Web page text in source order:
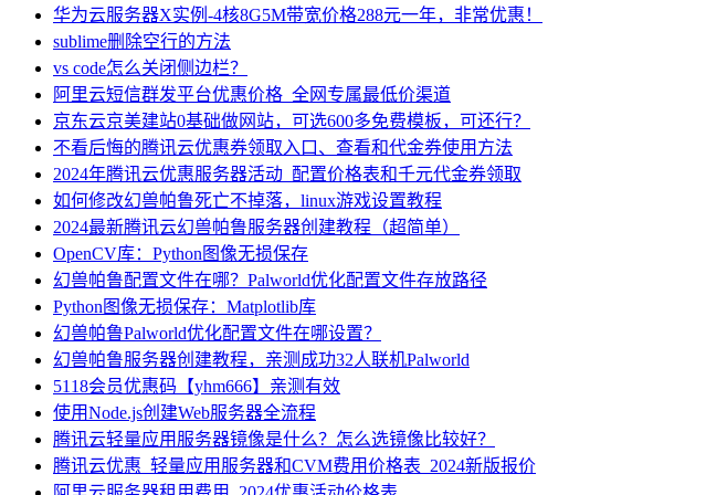
华为云服务器X实例-4核8G5M带宽价格288元一年，非常优惠！
sublime删除空行的方法
vs code怎么关闭侧边栏？
阿里云短信群发平台优惠价格_全网专属最低价渠道
京东云京美建站0基础做网站，可选600多免费模板，可还行？
不看后悔的腾讯云优惠券领取入口、查看和代金券使用方法
2024年腾讯云优惠服务器活动_配置价格表和千元代金券领取
如何修改幻兽帕鲁死亡不掉落，linux游戏设置教程
2024最新腾讯云幻兽帕鲁服务器创建教程（超简单）
OpenCV库：Python图像无损保存
幻兽帕鲁配置文件在哪？Palworld优化配置文件存放路径
Python图像无损保存：Matplotlib库
幻兽帕鲁Palworld优化配置文件在哪设置？
幻兽帕鲁服务器创建教程，亲测成功32人联机Palworld
5118会员优惠码【yhm666】亲测有效
使用Node.js创建Web服务器全流程
腾讯云轻量应用服务器镜像是什么？怎么选镜像比较好？
腾讯云优惠_轻量应用服务器和CVM费用价格表_2024新版报价